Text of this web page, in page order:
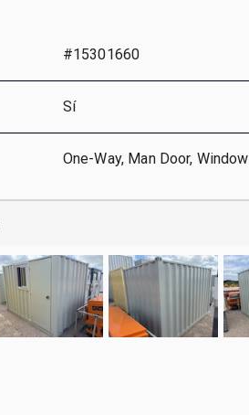
#15301660
Sí
One-Way, Man Door, Window